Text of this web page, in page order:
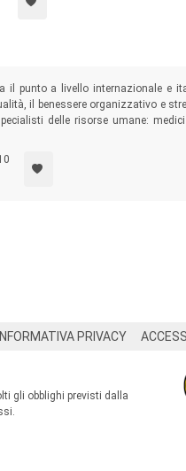
il punto a livello internazionale e
il benessere organizzativo e
delle risorse umane:
INFORMATIVA PRIVACY
gli obblighi previsti dalla